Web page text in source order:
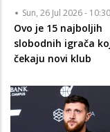
Sun, 26 Jul 2026 - 10:30
Ovo je 15 najboljih
slobodnih igrača
čekaju novi klub